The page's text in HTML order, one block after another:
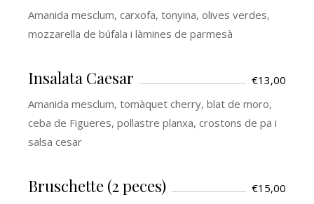
Amanida mesclum, carxofa, tonyina, olives verdes,
mozzarella de búfala i làmines de parmesà
Insalata Caesar
€13,00
Amanida mesclum, tomàquet cherry, blat de moro,
ceba de Figueres, pollastre planxa, crostons de pa i
salsa cesar
Bruschette (2 peces)
€15,00